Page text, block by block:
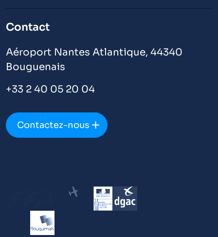
Contact
Aéroport Nantes Atlantique, 44340
Bouguenais
+33 2 40 05 20 04
Contactez-nous